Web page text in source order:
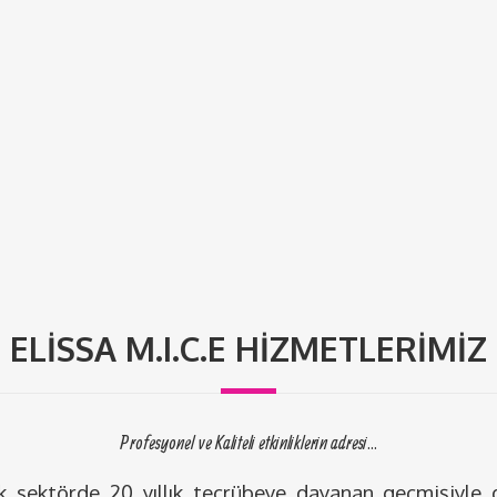
ELISSA M.I.C.E HIZMETLERIMIZ
Profesyonel ve Kaliteli etkinliklerin adresi...
sektörde 20 yıllık tecrübeye dayanan